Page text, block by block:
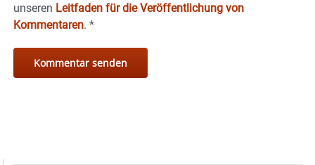
unseren Leitfaden für die Veröffentlichung von
Kommentaren. *